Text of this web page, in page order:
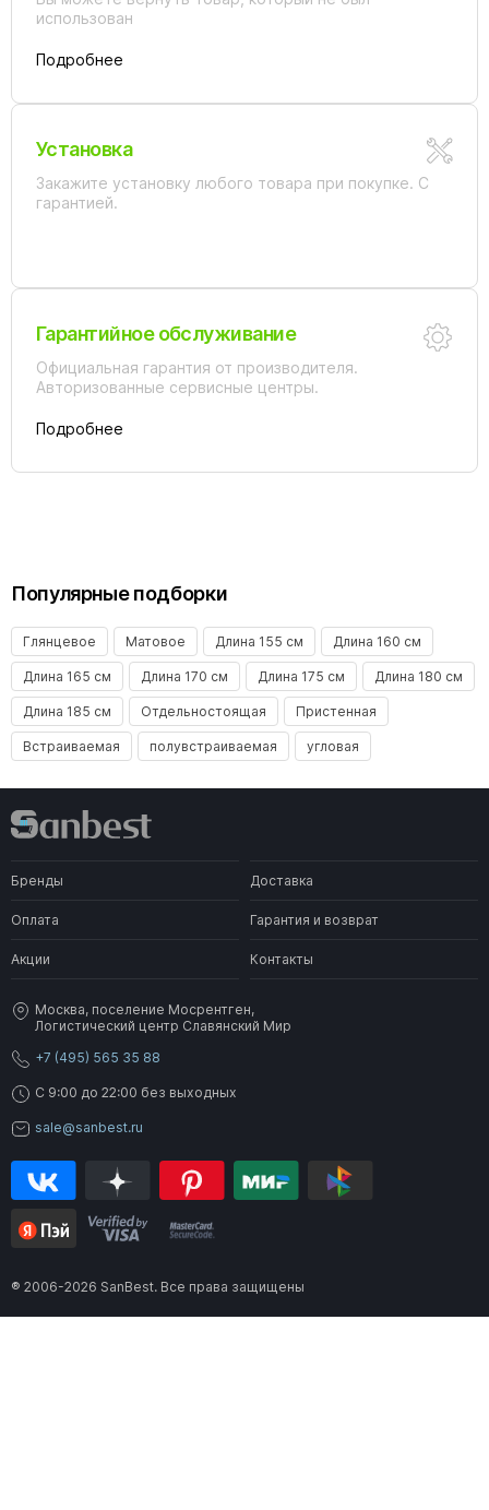
использован
Подробнее
Установка
Закажите установку любого товара при покупке. С
гарантией.
Гарантийное обслуживание
Официальная гарантия от производителя.
Авторизованные сервисные центры.
Подробнее
Популярные подборки
Глянцевое Матовое Длина 155 см Длина 160 см
Длина 165 см Длина 170 см Длина 175 см Длина 180 см
Длина 185 см Отдельностоящая Пристенная
Встраиваемая полувстраиваемая угловая
Бренды Доставка
Оплата Гарантия и возврат
Акции Контакты
Москва, поселение Мосрентген,
Логистический центр Славянский Мир
+7 (495) 565 35 88
C 9:00 до 22:00 без выходных
sale@sanbest.ru
® 2006-2026 SanBest. Все права защищены